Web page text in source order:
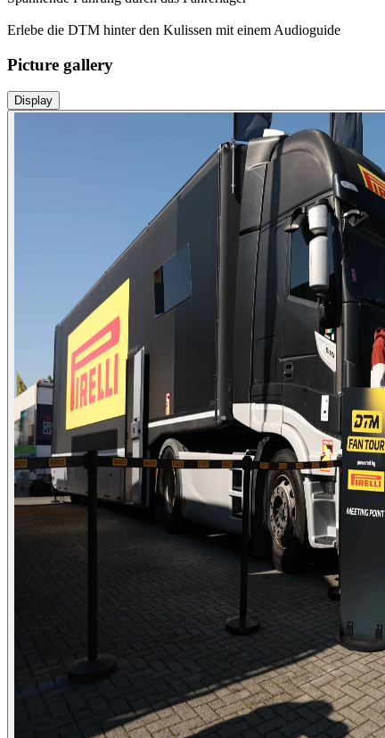
Erlebe die DTM hinter den Kulissen mit einem Audioguide
Picture gallery
Display